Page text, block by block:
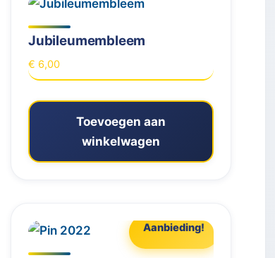
Jubileumembleem
€ 6,00
Toevoegen aan
winkelwagen
Aanbieding!